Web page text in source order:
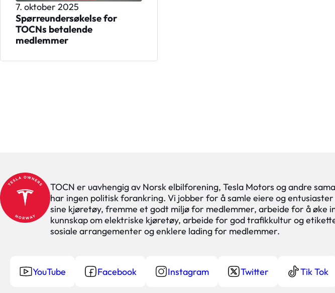
7. oktober 2025
Spørreundersøkelse for
TOCNs betalende
medlemmer
TOCN er uavhengig av Norsk elbilforening, Tesla Motors og andre
har ingen politisk forankring. Vi jobber for å samle eiere og entusiaster
sine kjøretøy, fremme et godt miljø for medlemmer, arbeide for å øke
kunnskap om elektriske kjøretøy, arbeide for god trafikkultur og
sosiale arrangementer og enklere lading for medlemmer.
YouTube Facebook Instagram Twitter Tik Tok